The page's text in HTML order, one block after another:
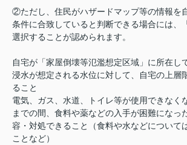
②ただし、住民がハザードマップ等の情報を
条件に合致していると判断できる場合には、
選択することが認められます。
自宅が「家屋倒壊等氾濫想定区域」に所在し
浸水が想定される水位に対して、自宅の上層
ること
電気、ガス、水道、トイレ等が使用できなく
までの間、食料や薬などの入手が困難になっ
容・対処できること（食料や水などについて
ことなど）